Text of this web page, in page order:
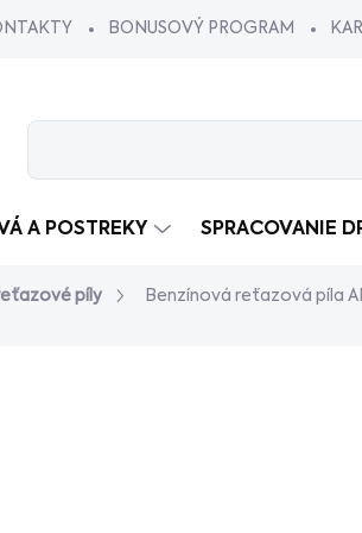
BONUSOVÝ PROGRAM
A POSTREKY SPRACOVANIE
píly Benzínová reťazová píla